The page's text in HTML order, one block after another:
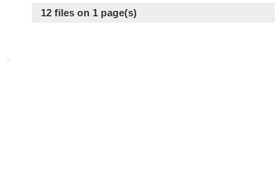
12 files on 1 page(s)